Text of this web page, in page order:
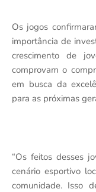
Os jogos
importância de
crescimento de
comprovam o
em busca da
para as próximas
“Os feitos desses
cenário esportivo
comunidade. Isso